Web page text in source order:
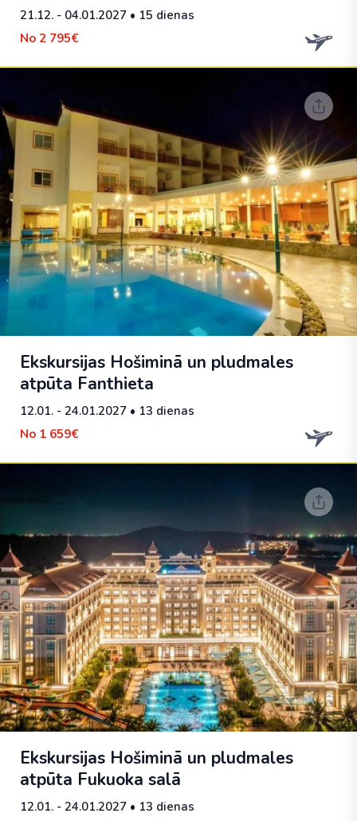
21.12. - 04.01.2027 • 15 dienas
No 2 795€
Ekskursijas Hošiminā un pludmales
atpūta Fanthieta
12.01. - 24.01.2027 • 13 dienas
No 1 659€
Ekskursijas Hošiminā un pludmales
atpūta Fukuoka salā
12.01. - 24.01.2027 • 13 dienas